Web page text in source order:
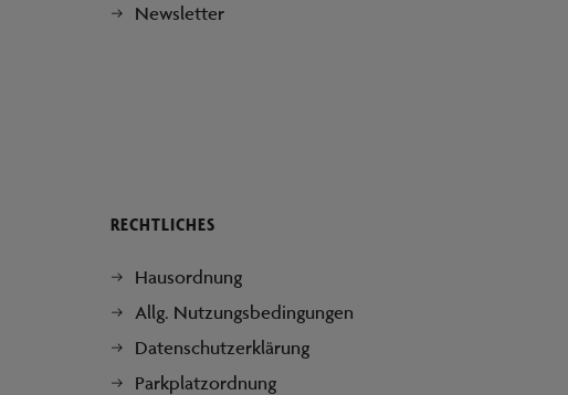
Newsletter
RECHTLICHES
Hausordnung
Allg. Nutzungsbedingungen
Datenschutzerklärung
Parkplatzordnung